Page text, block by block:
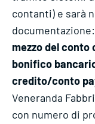
contanti) e sarà
documentazione:
mezzo del
bonifico
credito/conto
Veneranda
con numero di